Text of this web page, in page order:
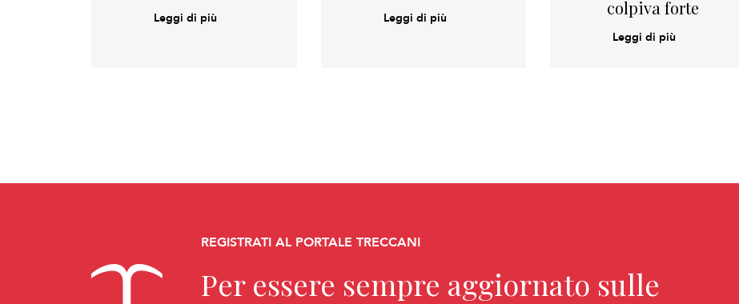
Leggi di più Leggi di più
colpiva forte
Leggi di più
REGISTRATI AL PORTALE TRECCANI
Per essere sempre aggiornato sulle